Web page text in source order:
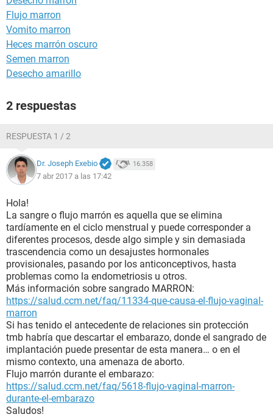
Flujo marron
Vomito marron
Heces marrón oscuro
Semen marron
Desecho amarillo
2 respuestas
RESPUESTA 1 / 2
Dr. Joseph Exebio 16.358
7 abr 2017 a las 17:42
Hola!
La sangre o flujo marrón es aquella que se elimina
tardíamente en el ciclo menstrual y puede corresponder a
diferentes procesos, desde algo simple y sin demasiada
trascendencia como un desajustes hormonales
provisionales, pasando por los anticonceptivos, hasta
problemas como la endometriosis u otros.
Más información sobre sangrado MARRON:
https://salud.ccm.net/faq/11334-que-causa-el-flujo-vaginal-
marron
Si has tenido el antecedente de relaciones sin protección
tmb habría que descartar el embarazo, donde el sangrado de
implantación puede presentar de esta manera… o en el
mismo contexto, una amenaza de aborto.
Flujo marrón durante el embarazo:
https://salud.ccm.net/faq/5618-flujo-vaginal-marron-
durante-el-embarazo
Saludos!